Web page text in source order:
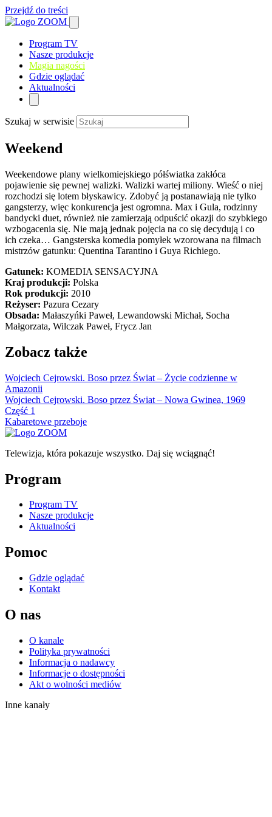
Przejdź do treści
Program TV
Nasze produkcje
Magia nagości
Gdzie oglądać
Aktualności
Szukaj w serwisie
Weekend
Weekendowe plany wielkomiejskiego półświatka zakłóca
pojawienie się pewnej walizki. Walizki wartej miliony. Wieść o niej
rozchodzi się lotem błyskawicy. Zdobyć ją postanawiają nie tylko
gangsterzy, więc konkurencja jest ogromna. Max i Gula, rodzinny
bandycki duet, również nie zamierzają odpuścić okazji do szybkiego
wzbogacenia się. Nie mają jednak pojęcia na co się decydują i co
ich czeka… Gangsterska komedia pomyłek wzorowana na filmach
mistrzów gatunku: Quentina Tarantino i Guya Richiego.
Gatunek: KOMEDIA SENSACYJNA
Kraj produkcji: Polska
Rok produkcji: 2010
Reżyser: Pazura Cezary
Obsada: Małaszyńki Paweł, Lewandowski Michał, Socha
Małgorzata, Wilczak Paweł, Frycz Jan
Zobacz także
Wojciech Cejrowski. Boso przez Świat – Życie codzienne w
Amazonii
Wojciech Cejrowski. Boso przez Świat – Nowa Gwinea, 1969
Część 1
Kabaretowe przeboje
Telewizja, która pokazuje wszystko. Daj się wciągnąć!
Program
Program TV
Nasze produkcje
Aktualności
Pomoc
Gdzie oglądać
Kontakt
O nas
O kanale
Polityka prywatności
Informacja o nadawcy
Informacje o dostępności
Akt o wolności mediów
Inne kanały